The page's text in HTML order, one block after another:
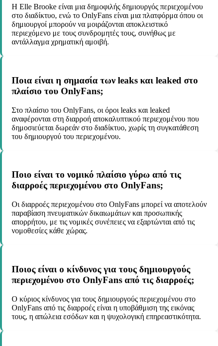
Η Elle Brooke είναι μια δημοφιλής δημιουργός περιεχομένου
στο διαδίκτυο, ενώ το OnlyFans είναι μια πλατφόρμα όπου οι
δημιουργοί μπορούν να μοιράζονται αποκλειστικό
περιεχόμενο με τους συνδρομητές τους, συνήθως με
αντάλλαγμα χρηματική αμοιβή.
Ποια είναι η σημασία των leaks και leaked στο
πλαίσιο του OnlyFans;
Στο πλαίσιο του OnlyFans, οι όροι leaks και leaked
αναφέρονται στη διαρροή αποκαλυπτικού περιεχομένου που
δημοσιεύεται δωρεάν στο διαδίκτυο, χωρίς τη συγκατάθεση
του δημιουργού του περιεχομένου.
Ποιο είναι το νομικό πλαίσιο γύρω από τις
διαρροές περιεχομένου στο OnlyFans;
Οι διαρροές περιεχομένου στο OnlyFans μπορεί να αποτελούν
παραβίαση πνευματικών δικαιωμάτων και προσωπικής
απορρήτου, με τις νομικές συνέπειες να εξαρτώνται από τις
νομοθεσίες κάθε χώρας.
Ποιος είναι ο κίνδυνος για τους δημιουργούς
περιεχομένου στο OnlyFans από τις διαρροές;
Ο κύριος κίνδυνος για τους δημιουργούς περιεχομένου στο
OnlyFans από τις διαρροές είναι η υποβάθμιση της εικόνας
τους, η απώλεια εσόδων και η ψυχολογική επηρεαστικότητα.